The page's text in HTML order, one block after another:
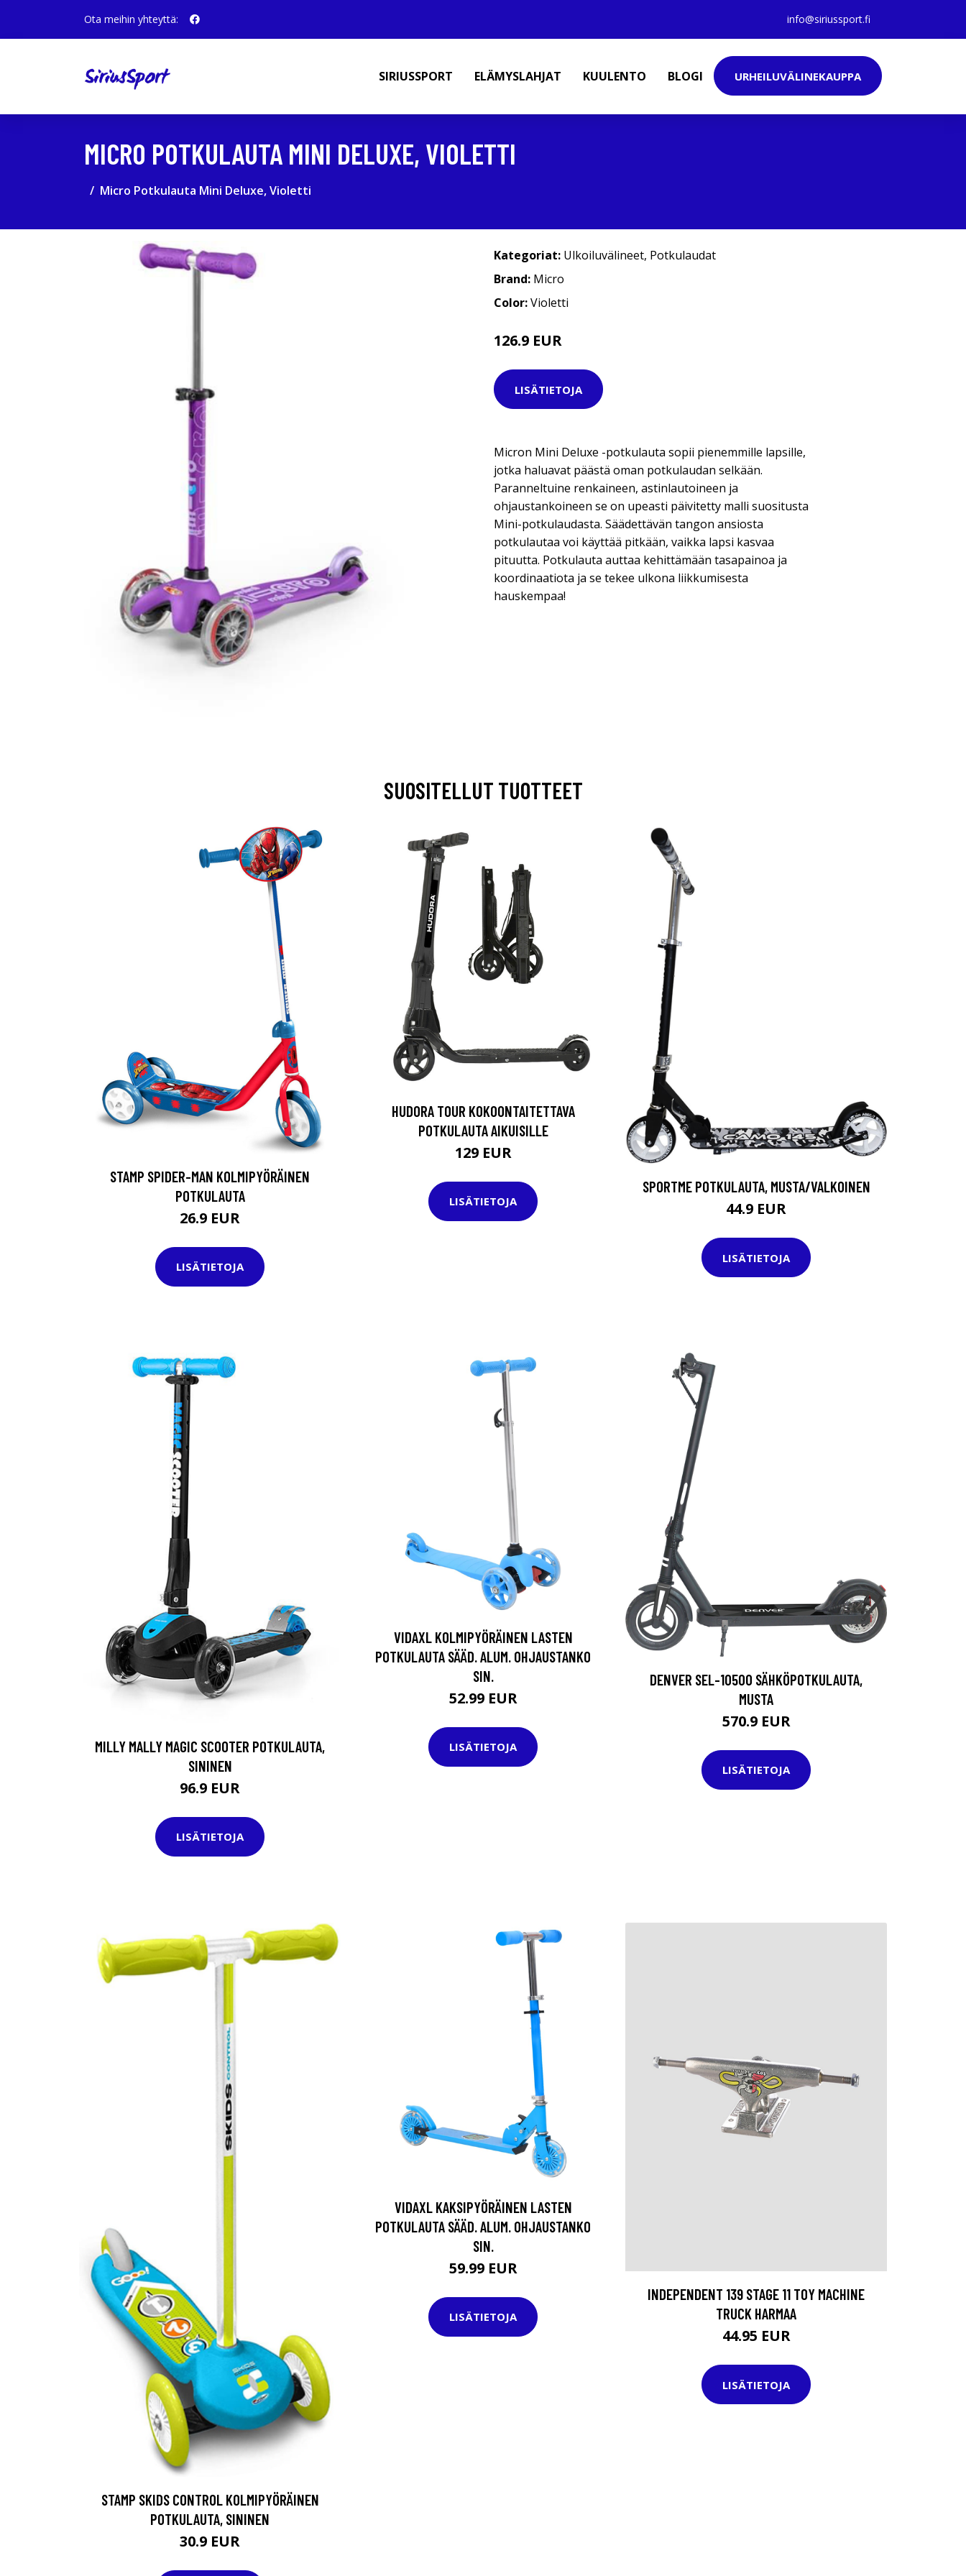
Ota meihin yhteyttä: info@siriussport.fi
SIRIUSSPORT ELÄMYSLAHJAT KUULENTO BLOGI URHEILUVÄLINEKAUPPA
MICRO POTKULAUTA MINI DELUXE, VIOLETTI
Micro Potkulauta Mini Deluxe, Violetti
Kategoriat: Ulkoiluvälineet, Potkulaudat
Brand: Micro
Color:Violetti
126.9 EUR
LISÄTIETOJA
Micron Mini Deluxe -potkulauta sopii pienemmille lapsille,
jotka haluavat päästä oman potkulaudan selkään.
Paranneltuine renkaineen, astinlautoineen ja
ohjaustankoineen se on upeasti päivitetty malli suositusta
Mini-potkulaudasta. Säädettävän tangon ansiosta
potkulautaa voi käyttää pitkään, vaikka lapsi kasvaa
pituutta. Potkulauta auttaa kehittämään tasapainoa ja
koordinaatiota ja se tekee ulkona liikkumisesta
hauskempaa!
SUOSITELLUT TUOTTEET
STAMP SPIDER-MAN KOLMIPYÖRÄINEN
POTKULAUTA
26.9 EUR
LISÄTIETOJA
HUDORA TOUR KOKOONTAITETTAVA
POTKULAUTA AIKUISILLE
129 EUR
LISÄTIETOJA
SPORTME POTKULAUTA, MUSTA/VALKOINEN
44.9 EUR
LISÄTIETOJA
MILLY MALLY MAGIC SCOOTER POTKULAUTA,
SININEN
96.9 EUR
LISÄTIETOJA
VIDAXL KOLMIPYÖRÄINEN LASTEN
POTKULAUTA SÄÄD. ALUM. OHJAUSTANKO
SIN.
52.99 EUR
LISÄTIETOJA
DENVER SEL-10500 SÄHKÖPOTKULAUTA,
MUSTA
570.9 EUR
LISÄTIETOJA
STAMP SKIDS CONTROL KOLMIPYÖRÄINEN
POTKULAUTA, SININEN
30.9 EUR
VIDAXL KAKSIPYÖRÄINEN LASTEN
POTKULAUTA SÄÄD. ALUM. OHJAUSTANKO
SIN.
59.99 EUR
LISÄTIETOJA
INDEPENDENT 139 STAGE 11 TOY MACHINE
TRUCK HARMAA
44.95 EUR
LISÄTIETOJA